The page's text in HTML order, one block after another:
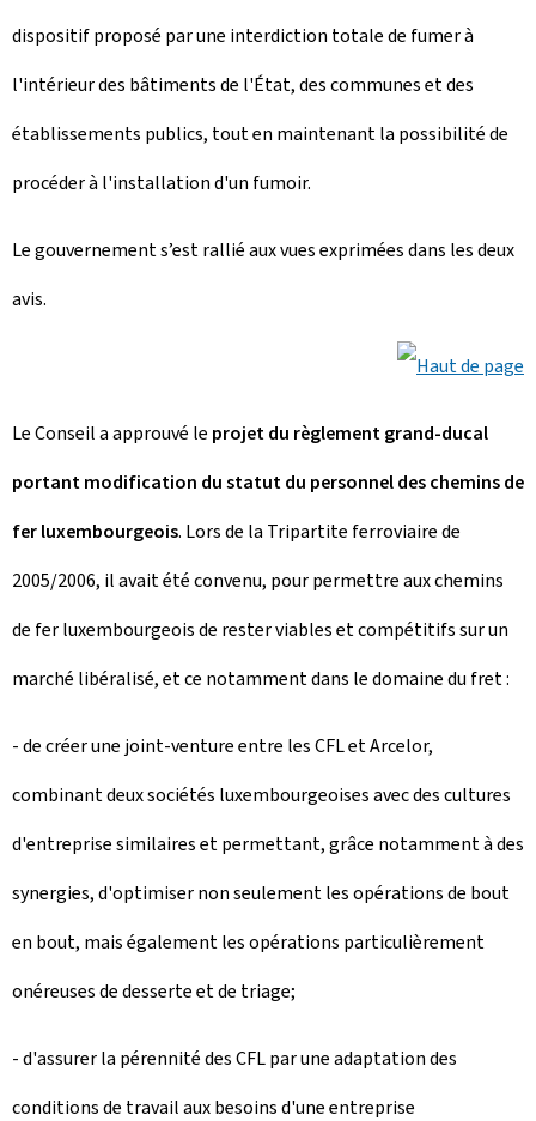
dispositif proposé par une interdiction totale de fumer à
l'intérieur des bâtiments de l'État, des communes et des
établissements publics, tout en maintenant la possibilité de
procéder à l'installation d'un fumoir.
Le gouvernement s’est rallié aux vues exprimées dans les deux
avis.
Le Conseil a approuvé le projet du règlement grand-ducal
portant modification du statut du personnel des chemins de
fer luxembourgeois. Lors de la Tripartite ferroviaire de
2005/2006, il avait été convenu, pour permettre aux chemins
de fer luxembourgeois de rester viables et compétitifs sur un
marché libéralisé, et ce notamment dans le domaine du fret :
- de créer une joint-venture entre les CFL et Arcelor,
combinant deux sociétés luxembourgeoises avec des cultures
d'entreprise similaires et permettant, grâce notamment à des
synergies, d'optimiser non seulement les opérations de bout
en bout, mais également les opérations particulièrement
onéreuses de desserte et de triage;
- d'assurer la pérennité des CFL par une adaptation des
conditions de travail aux besoins d'une entreprise